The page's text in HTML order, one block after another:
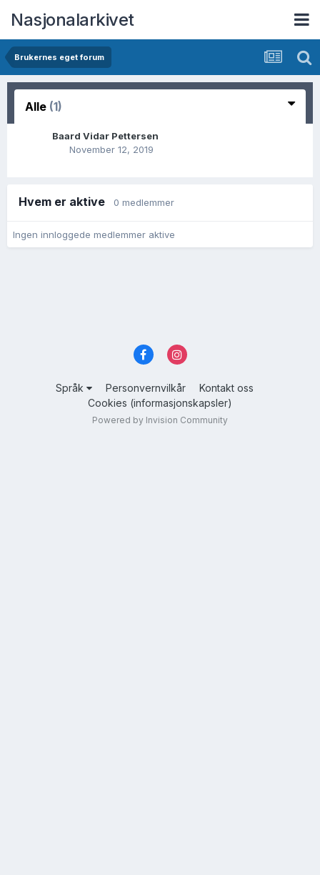
Nasjonalarkivet
Brukernes eget forum
Alle (1)
Baard Vidar Pettersen
November 12, 2019
Hvem er aktive 0 medlemmer
Ingen innloggede medlemmer aktive
Språk Personvernvilkår
Kontakt oss
Cookies (informasjonskapsler)
Powered by Invision Community